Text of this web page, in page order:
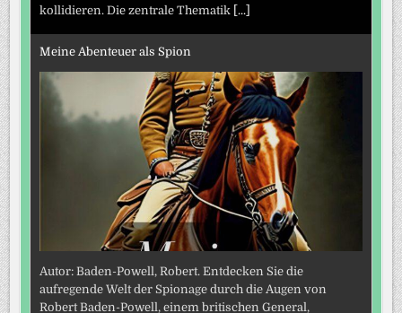
kollidieren. Die zentrale Thematik [...]
Meine Abenteuer als Spion
Autor: Baden-Powell, Robert. Entdecken Sie die
aufregende Welt der Spionage durch die Augen von
Robert Baden-Powell, einem britischen General,